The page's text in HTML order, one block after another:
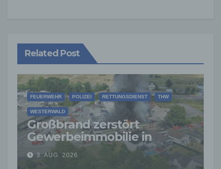
Related Post
FEUERWEHR POLIZEI RETTUNGSDIENST THW
WESTERWALD
Großbrand zerstört
Gewerbeimmobilie in
Siershahn –
Millionenschaden
3. AUG. 2026